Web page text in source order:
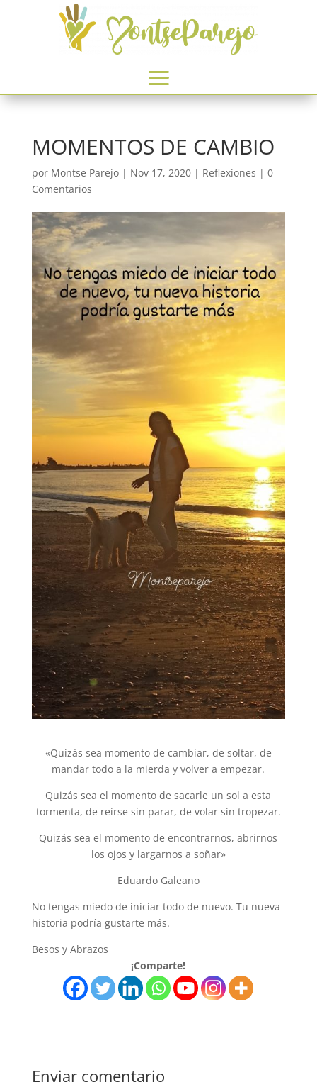
MOMENTOS DE CAMBIO
por Montse Parejo| Nov 17, 2020| Reflexiones | 0
Comentarios
«Quizás sea momento de cambiar, de soltar, de
mandar todo a la mierda y volver a empezar.
Quizás sea el momento de sacarle un sol a esta
tormenta, de reírse sin parar, de volar sin tropezar.
Quizás sea el momento de encontrarnos, abrirnos
los ojos y largarnos a soñar»
Eduardo Galeano
No tengas miedo de iniciar todo de nuevo. Tu nueva
historia podría gustarte más.
Besos y Abrazos
¡Comparte!
Enviar comentario